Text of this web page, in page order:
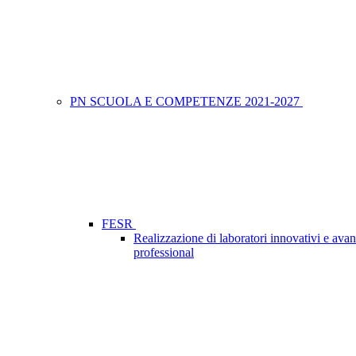
PN SCUOLA E COMPETENZE 2021-2027
FESR
Realizzazione di laboratori innovativi e
professional